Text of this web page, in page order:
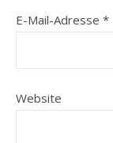
E-Mail-Adresse *
Website